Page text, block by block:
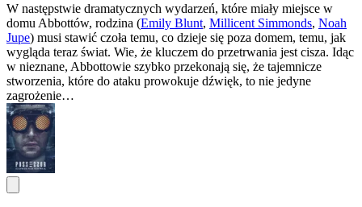
W następstwie dramatycznych wydarzeń, które miały miejsce w
domu Abbottów, rodzina (Emily Blunt, Millicent Simmonds, Noah
Jupe) musi stawić czoła temu, co dzieje się poza domem, temu, jak
wygląda teraz świat. Wie, że kluczem do przetrwania jest cisza. Idąc
w nieznane, Abbottowie szybko przekonają się, że tajemnicze
stworzenia, które do ataku prowokuje dźwięk, to nie jedyne
zagrożenie…